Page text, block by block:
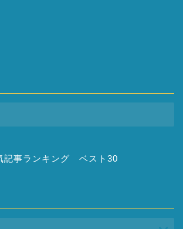
記事ランキング ベスト30